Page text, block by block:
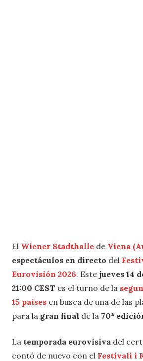
El Wiener Stadthalle de Viena
espectáculos en directo del
Eurovisión 2026. Este jueves 14
21:00 CEST es el turno de la
15 países en busca de una de las
para la gran final de la 70ª
La temporada eurovisiva del
contó de nuevo con el Festivali i